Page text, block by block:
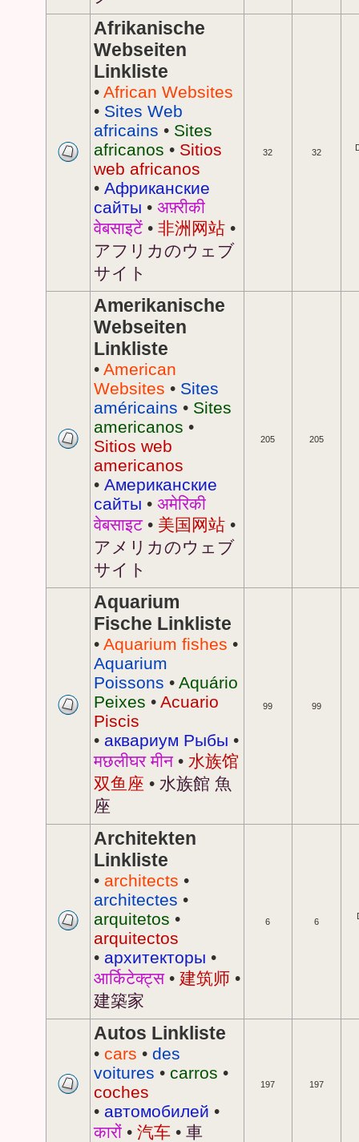
Afrikanische
Webseiten
Linkliste
• African Websites
• Sites Web
africains • Sites
africanos • Sitios
web africanos
• Африканские
сайты • अफ़्रीकी
वेबसाइटें• 非洲网站 •
アフリカのウェブ
サイト
32 32
Amerikanische
Webseiten
Linkliste
• American
Websites • Sites
américains • Sites
americanos •
Sitios web
americanos
• Американские
сайты • अमेरिकी
वेबसाइट• 美国网站 •
アメリカのウェブ
サイト
205 205
Aquarium
Fische Linkliste
• Aquarium fishes •
Aquarium
Poissons • Aquário
Peixes • Acuario
Piscis
• аквариум Рыбы •
मछलीघर मीन• 水族馆
双鱼座 • 水族館 魚
座
99 99
Architekten
Linkliste
• architects •
architectes •
arquitetos •
arquitectos
• архитекторы •
आर्किटेक्ट्स• 建筑师 •
建築家
6 6
Autos Linkliste
• cars • des
voitures • carros •
coches
• автомобилей •
कारों • 汽车 • 車
197 197